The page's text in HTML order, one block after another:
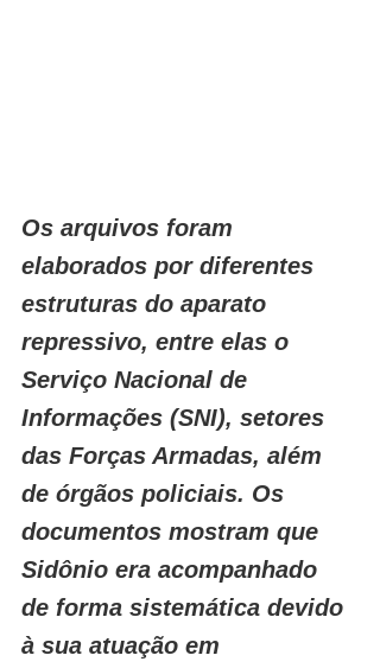
Os arquivos foram
elaborados por diferentes
estruturas do aparato
repressivo, entre elas o
Serviço Nacional de
Informações (SNI), setores
das Forças Armadas, além
de órgãos policiais. Os
documentos mostram que
Sidônio era acompanhado
de forma sistemática devido
à sua atuação em